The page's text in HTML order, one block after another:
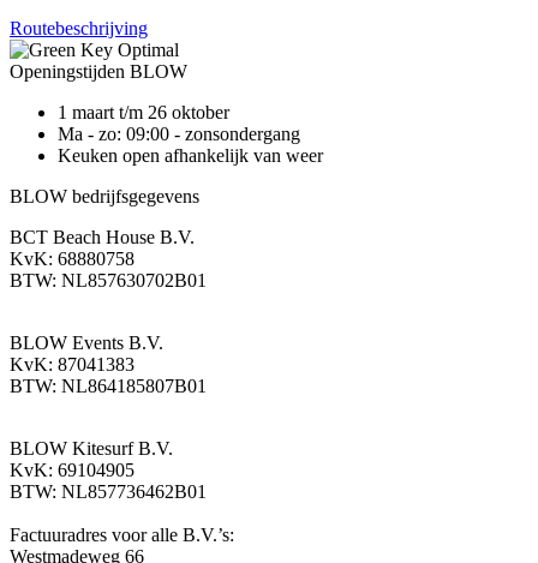
Routebeschrijving
Openingstijden BLOW
1 maart t/m 26 oktober
Ma - zo: 09:00 - zonsondergang
Keuken open afhankelijk van weer
BLOW bedrijfsgegevens
BCT Beach House B.V.
KvK: 68880758
BTW: NL857630702B01
BLOW Events B.V.
KvK: 87041383
BTW: NL864185807B01
BLOW Kitesurf B.V.
KvK: 69104905
BTW: NL857736462B01
Factuuradres voor alle B.V.’s:
Westmadeweg 66